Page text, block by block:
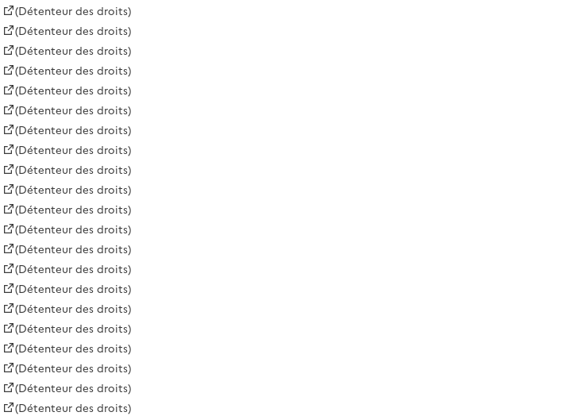
(Détenteur des droits)
(Détenteur des droits)
(Détenteur des droits)
(Détenteur des droits)
(Détenteur des droits)
(Détenteur des droits)
(Détenteur des droits)
(Détenteur des droits)
(Détenteur des droits)
(Détenteur des droits)
(Détenteur des droits)
(Détenteur des droits)
(Détenteur des droits)
(Détenteur des droits)
(Détenteur des droits)
(Détenteur des droits)
(Détenteur des droits)
(Détenteur des droits)
(Détenteur des droits)
(Détenteur des droits)
(Détenteur des droits)